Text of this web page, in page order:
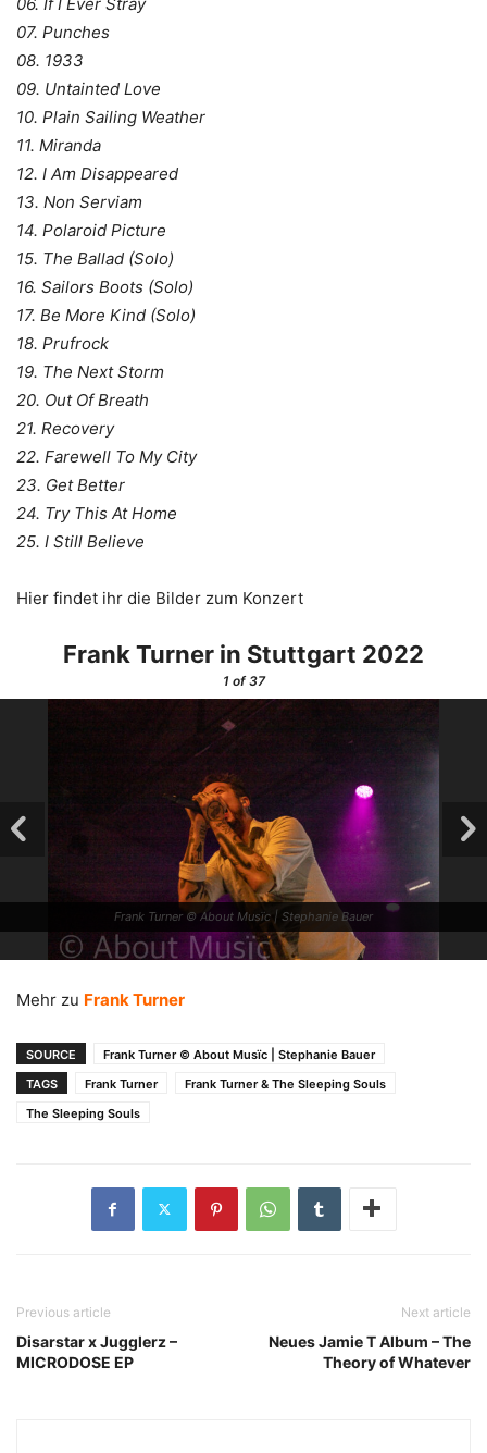
07. Punches
08. 1933
09. Untainted Love
10. Plain Sailing Weather
11. Miranda
12. I Am Disappeared
13. Non Serviam
14. Polaroid Picture
15. The Ballad (Solo)
16. Sailors Boots (Solo)
17. Be More Kind (Solo)
18. Prufrock
19. The Next Storm
20. Out Of Breath
21. Recovery
22. Farewell To My City
23. Get Better
24. Try This At Home
25. I Still Believe
Hier findet ihr die Bilder zum Konzert
Frank Turner in Stuttgart 2022
1of 37
Frank Turner © About Musïc | Stephanie Bauer
Mehr zu Frank Turner
SOURCE
Frank Turner © About Musïc | Stephanie Bauer
TAGS
Frank Turner
Frank Turner & The Sleeping Souls
The Sleeping Souls
Previous article
Disarstar x Jugglerz –
MICRODOSE EP
Next article
Neues Jamie T Album – The
Theory of Whatever